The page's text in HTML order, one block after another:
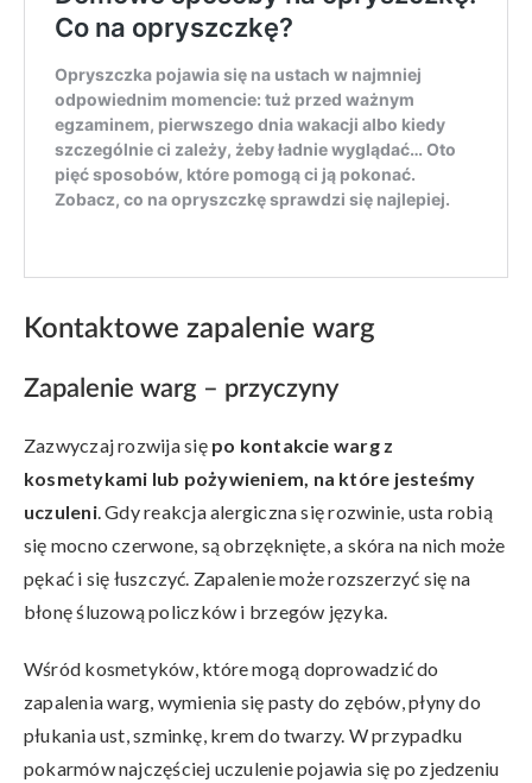
Kontaktowe zapalenie warg
Zapalenie warg – przyczyny
Zazwyczaj rozwija się po kontakcie warg z
kosmetykami lub pożywieniem, na które jesteśmy
uczuleni. Gdy reakcja alergiczna się rozwinie, usta robią
się mocno czerwone, są obrzęknięte, a skóra na nich może
pękać i się łuszczyć. Zapalenie może rozszerzyć się na
błonę śluzową policzków i brzegów języka.
Wśród kosmetyków, które mogą doprowadzić do
zapalenia warg, wymienia się pasty do zębów, płyny do
płukania ust, szminkę, krem do twarzy. W przypadku
pokarmów najczęściej uczulenie pojawia się po zjedzeniu